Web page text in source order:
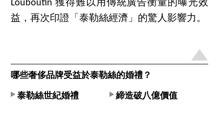
Louboutin 獲得難以用傳統廣告衡量的曝光效
益，再次印證「泰勒絲經濟」的驚人影響力。
哪些奢侈品牌受益於泰勒絲的婚禮？
泰勒絲世紀婚禮 締造破八億價值